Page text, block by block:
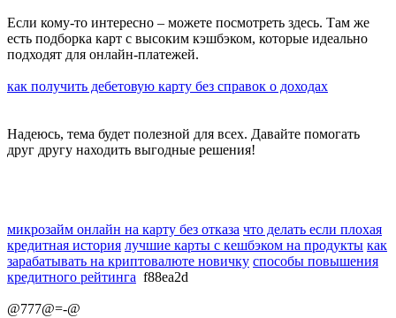
Если кому-то интересно – можете посмотреть здесь. Там же
есть подборка карт с высоким кэшбэком, которые идеально
подходят для онлайн-платежей.
как получить дебетовую карту без справок о доходах
Надеюсь, тема будет полезной для всех. Давайте помогать
друг другу находить выгодные решения!
микрозайм онлайн на карту без отказа что делать если плохая
кредитная история лучшие карты с кешбэком на продукты как
зарабатывать на криптовалюте новичку способы повышения
кредитного рейтинга f88ea2d
@777@=-@